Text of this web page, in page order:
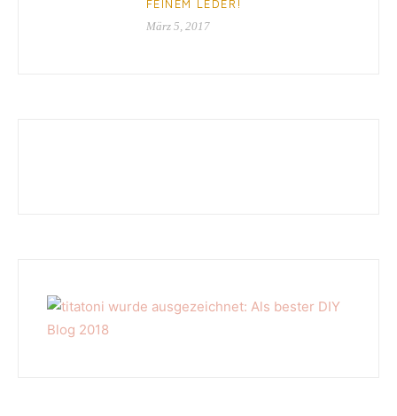
FEINEM LEDER!
März 5, 2017